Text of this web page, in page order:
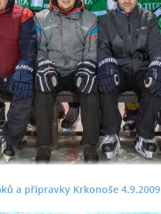
a přípravky Krkonoše 4.9.2009